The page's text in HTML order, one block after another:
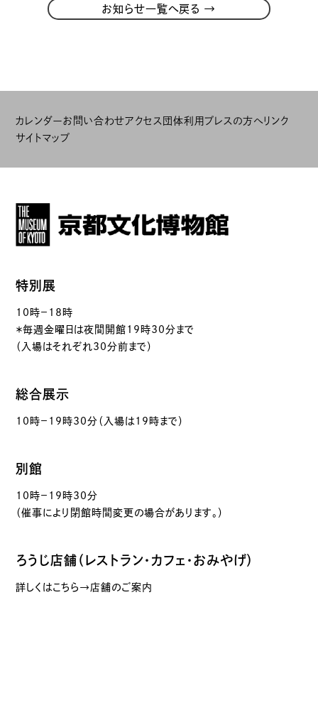
お知らせ一覧へ戻る →
カレンダーお問い合わせアクセス 団体利用 プレスの方へリンク
サイトマップ
特別展
10時－18時
＊毎週金曜日は夜間開館19時30分まで
（入場はそれぞれ30分前まで）
総合展示
10時－19時30分（入場は19時まで）
別館
10時－19時30分
（催事により閉館時間変更の場合があります。）
ろうじ店舗（レストラン・カフェ・おみやげ）
詳しくはこちら→店舗のご案内